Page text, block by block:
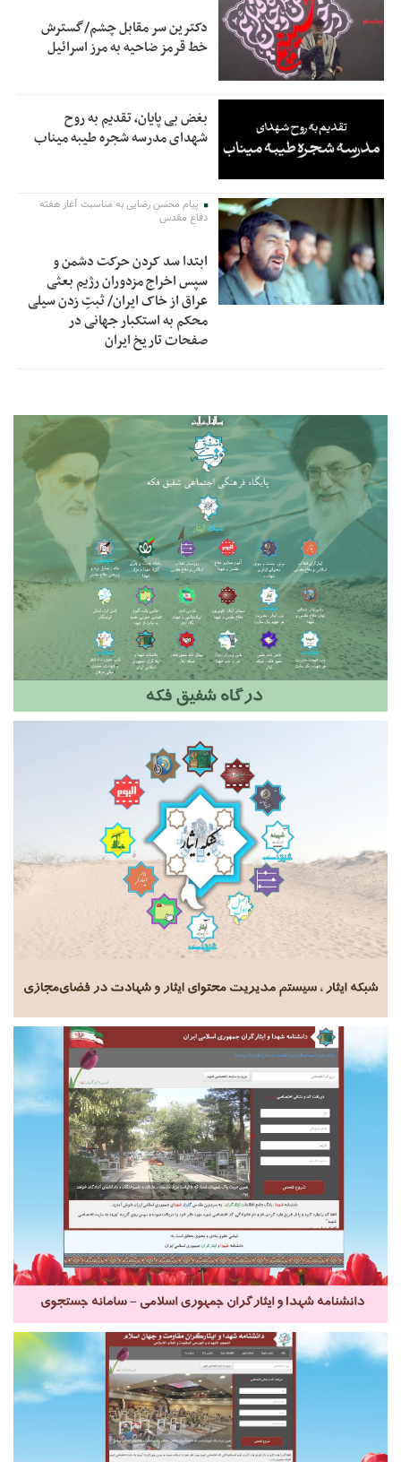
دکترین سر مقابل چشم/گسترش
خط قرمز ضاحیه به مرز اسرائیل
بغض بی پایان، تقدیم به روح
شهدای مدرسه شجره طیبه میناب
پیام محسن رضایی به مناسبت آغاز هفته
دفاع مقدس
ابتدا سد کردن حرکت دشمن و
سپس اخراج مزدوران رژیم بعثی
عراق از خاک ایران/ ثبتِ زدن سیلی
محکم به استکبار جهانی در
صفحات تاریخ ایران